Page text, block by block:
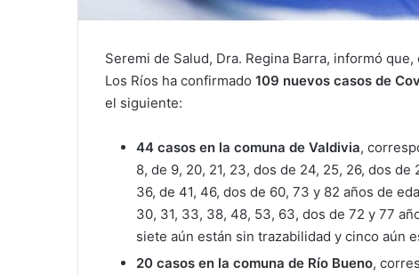
Seremi de Salud, Dra. Regina Barra, informó
Los Ríos ha confirmado 109 nuevos casos de
el siguiente:
44 casos en la comuna de Valdivia,
8, de 9, 20, 21, 23, dos de 24, 25, 26, dos
36, de 41, 46, dos de 60, 73 y 82 años de
30, 31, 33, 38, 48, 53, 63, dos de 72 y 77
siete aún están sin trazabilidad y cinco aún
20 casos en la comuna de Río Bueno,